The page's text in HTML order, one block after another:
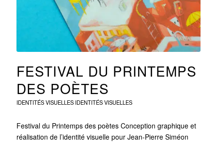
FESTIVAL DU PRINTEMPS
DES POÈTES
IDENTITÉS VISUELLES IDENTITÉS VISUELLES
Festival du Printemps des poètes Conception graphique et
réalisation de l’identité visuelle pour Jean-Pierre Siméon